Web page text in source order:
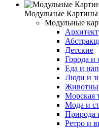
Модульные Картины
Модульные
Детские
Города и
Еда и
Люди и
Морская
Мода и
Природа
Ретро и